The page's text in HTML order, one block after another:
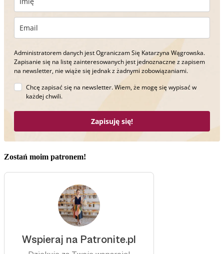
Administratorem danych jest Ograniczam Się Katarzyna Wągrowska.
Zapisanie się na listę zainteresowanych jest jednoznaczne z zapisem
na newsletter, nie wiąże się jednak z żadnymi zobowiązaniami.
Chcę zapisać się na newsletter. Wiem, że mogę się wypisać w
każdej chwili.
Zapisuję się!
Zostań moim patronem!